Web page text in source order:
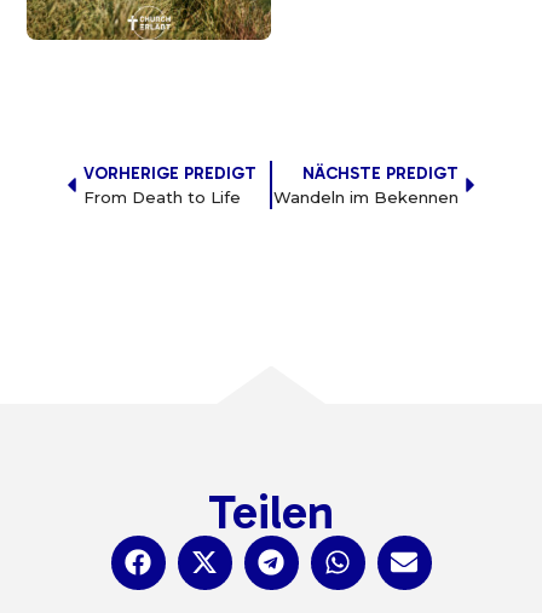
VORHERIGE PREDIGT
From Death to Life
NÄCHSTE PREDIGT
Wandeln im Bekennen
Teilen